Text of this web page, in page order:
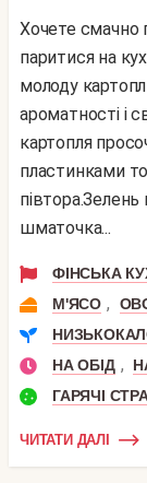
Хочете смачно перекусити і при цьому довго не
паритися на
молоду
ароматності і
картопля
пластинками
шматочка...
ФІНСЬКА
М'ЯСО ,
НА ОБІД ,
ГАРЯЧІ
ЧИТАТИ ДАЛІ